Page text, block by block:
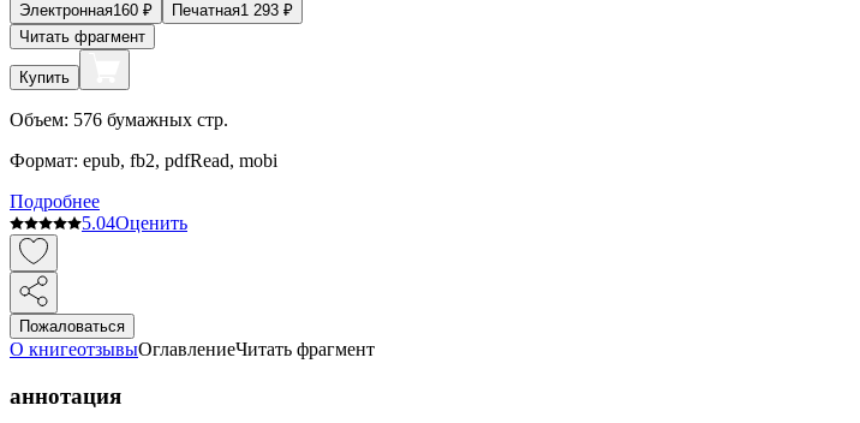
Электронная160 ₽ Печатная1 293 ₽
Читать фрагмент
Купить
Объем: 576 бумажных стр.
Формат: epub, fb2, pdfRead, mobi
Подробнее
5.04Оценить
Пожаловаться
О книгеотзывыОглавлениеЧитать фрагмент
аннотация